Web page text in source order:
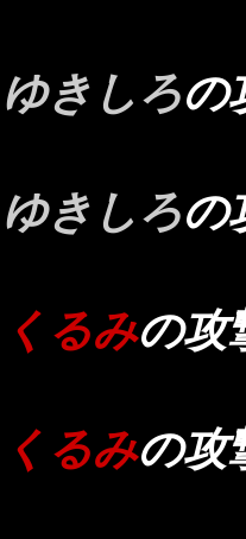
ゆきしろの
ゆきしろの
くるみの攻
くるみの攻